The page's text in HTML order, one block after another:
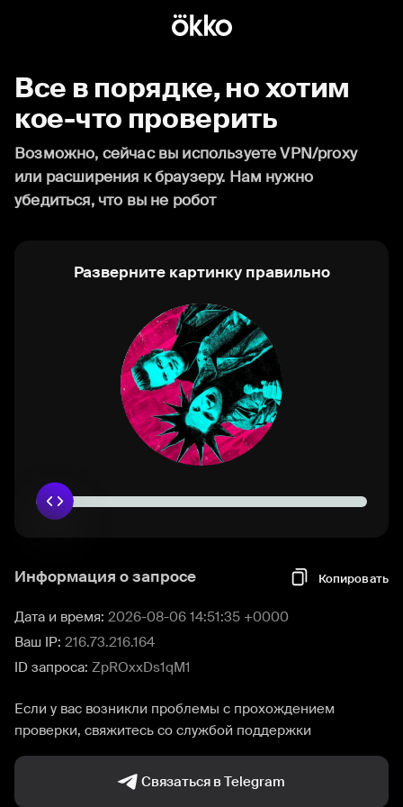
Все в порядке, но хотим
кое-что проверить
Возможно, сейчас вы используете VPN/proxy
или расширения к браузеру. Нам нужно
убедиться, что вы не робот
Разверните картинку правильно
Информация о запросе Копировать
Дата и время: 2026-08-06 14:51:35 +0000
Ваш IP: 216.73.216.164
ID запроса: ZpROxxDs1qM1
Если у вас возникли проблемы с прохождением
проверки, свяжитесь со службой поддержки
Связаться в Telegram